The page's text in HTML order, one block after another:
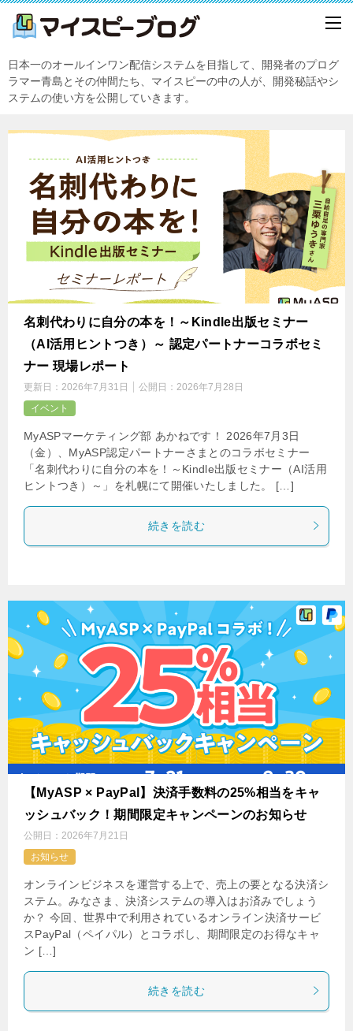
日本一のオールインワン配信システムを目指して、開発者のプログ
ラマー青島とその仲間たち、マイスピーの中の人が、開発秘話やシ
ステムの使い方を公開していきます。
名刺代わりに自分の本を！～Kindle出版セミナー
（AI活用ヒントつき）～ 認定パートナーコラボセミ
ナー 現場レポート
更新日： 2026年7月31日 公開日： 2026年7月28日
イベント
MyASPマーケティング部 あかねです！ 2026年7月3日
（金）、MyASP認定パートナーさまとのコラボセミナー
「名刺代わりに自分の本を！～Kindle出版セミナー（AI活用
ヒントつき）～」を札幌にて開催いたしました。 […]
続きを読む
【MyASP × PayPal】決済手数料の25%相当をキャ
ッシュバック！期間限定キャンペーンのお知らせ
公開日： 2026年7月21日
お知らせ
オンラインビジネスを運営する上で、売上の要となる決済シ
ステム。みなさま、決済システムの導入はお済みでしょう
か？ 今回、世界中で利用されているオンライン決済サービ
スPayPal（ペイパル）とコラボし、期間限定のお得なキャ
ン […]
続きを読む